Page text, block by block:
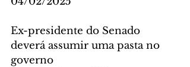
Ex-presidente do Senado
deverá assumir uma pasta no
governo